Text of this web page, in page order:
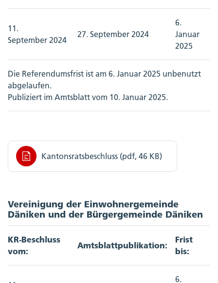
11.
September 2024
27. September 2024
6.
Januar
2025
Die Referendumsfrist ist am 6. Januar 2025 unbenutzt
abgelaufen.
Publiziert im Amtsblatt vom 10. Januar 2025.
Kantonsratsbeschluss (pdf, 46 KB)
Vereinigung der Einwohnergemeinde
Däniken und der Bürgergemeinde Däniken
KR-Beschluss
vom:
Amtsblattpublikation:
Frist
bis:
6.